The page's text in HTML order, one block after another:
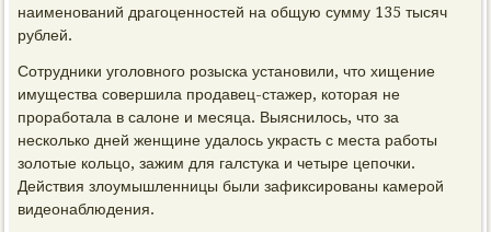
наименований драгоценностей на общую сумму 135 тысяч
рублей.
Сотрудники уголовного розыска установили, что хищение
имущества совершила продавец-стажер, которая не
проработала в салоне и месяца. Выяснилось, что за
несколько дней женщине удалось украсть с места работы
золотые кольцо, зажим для галстука и четыре цепочки.
Действия злоумышленницы были зафиксированы камерой
видеонаблюдения.